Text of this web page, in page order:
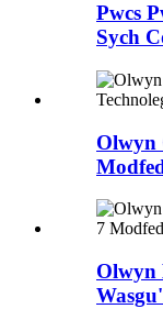
Pwcs
Sych
Olwyn
Olwyn